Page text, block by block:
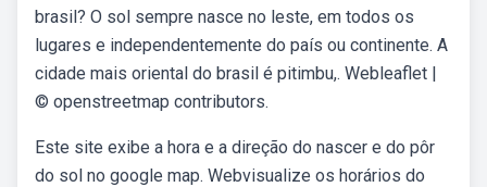
brasil? O sol sempre nasce no leste, em todos os
lugares e independentemente do país ou continente. A
cidade mais oriental do brasil é pitimbu,. Webleaflet |
© openstreetmap contributors.
Este site exibe a hora e a direção do nascer e do pôr
do sol no google map. Webvisualize os horários do